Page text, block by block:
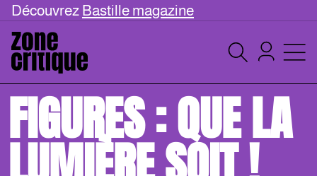
Découvrez Bastille magazine
FIGURES : QUE LA